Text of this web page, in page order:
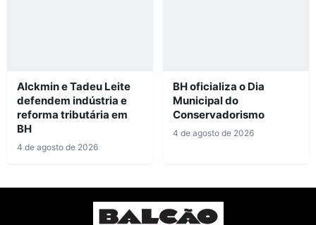
Alckmin e Tadeu Leite
defendem indústria e
reforma tributária em
BH
4 de agosto de 2026
BH oficializa o Dia
Municipal do
Conservadorismo
4 de agosto de 2026